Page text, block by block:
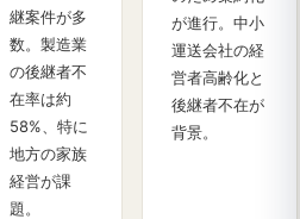
継案件が多
数。製造業
の後継者不
在率は約
58%、特に
地方の家族
経営が課
題。
が進行。中小
運送会社の経
営者高齢化と
後継者不在が
背景。